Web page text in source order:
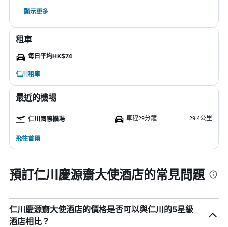
顯示更多
租車
每日平均HK$74
仁川租車
最近的機場
仁川國際機場 車程29分鐘 29.4公里
飛往首爾
預訂仁川慶源齋大使酒店的常見問題
仁川慶源齋大使酒店的價格是否可以與仁川的5星級
酒店相比？